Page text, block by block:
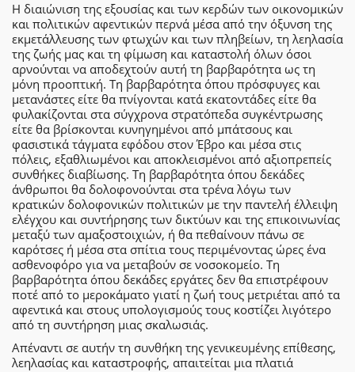
Η διαιώνιση της εξουσίας και των κερδών των οικονομικών
και πολιτικών αφεντικών περνά μέσα από την όξυνση της
εκμετάλλευσης των φτωχών και των πληβείων, τη λεηλασία
της ζωής μας και τη φίμωση και καταστολή όλων όσοι
αρνούνται να αποδεχτούν αυτή τη βαρβαρότητα ως τη
μόνη προοπτική. Τη βαρβαρότητα όπου πρόσφυγες και
μετανάστες είτε θα πνίγονται κατά εκατοντάδες είτε θα
φυλακίζονται στα σύγχρονα στρατόπεδα συγκέντρωσης
είτε θα βρίσκονται κυνηγημένοι από μπάτσους και
φασιστικά τάγματα εφόδου στον Έβρο και μέσα στις
πόλεις, εξαθλιωμένοι και αποκλεισμένοι από αξιοπρεπείς
συνθήκες διαβίωσης. Τη βαρβαρότητα όπου δεκάδες
άνθρωποι θα δολοφονούνται στα τρένα λόγω των
κρατικών δολοφονικών πολιτικών με την παντελή έλλειψη
ελέγχου και συντήρησης των δικτύων και της επικοινωνίας
μεταξύ των αμαξοστοιχιών, ή θα πεθαίνουν πάνω σε
καρότσες ή μέσα στα σπίτια τους περιμένοντας ώρες ένα
ασθενοφόρο για να μεταβούν σε νοσοκομείο. Τη
βαρβαρότητα όπου δεκάδες εργάτες δεν θα επιστρέφουν
ποτέ από το μεροκάματο γιατί η ζωή τους μετριέται από τα
αφεντικά και στους υπολογισμούς τους κοστίζει λιγότερο
από τη συντήρηση μιας σκαλωσιάς.
Απέναντι σε αυτήν τη συνθήκη της γενικευμένης επίθεσης,
λεηλασίας και καταστροφής, απαιτείται μια πλατιά